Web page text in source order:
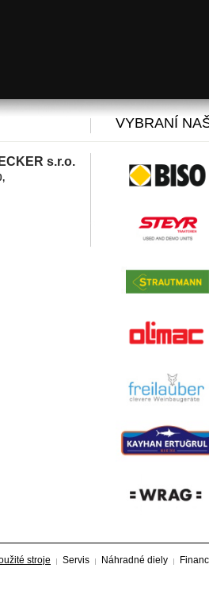
s.r.o.
VYBRANÍ
stroje Servis Náhradné diely